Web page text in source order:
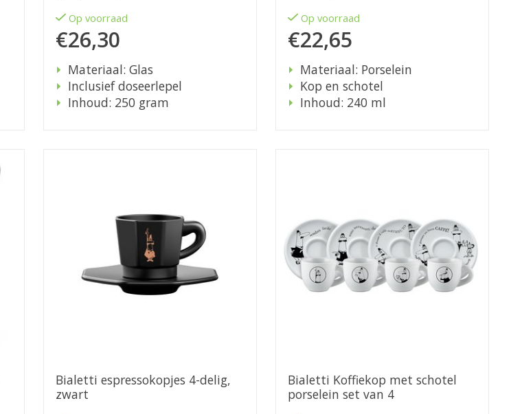
Op voorraad
€26,30
Materiaal: Glas
Inclusief doseerlepel
Inhoud: 250 gram
Op voorraad
€22,65
Materiaal: Porselein
Kop en schotel
Inhoud: 240 ml
Bialetti espressokopjes 4-delig,
zwart
Bialetti Koffiekop met schotel
porselein set van 4